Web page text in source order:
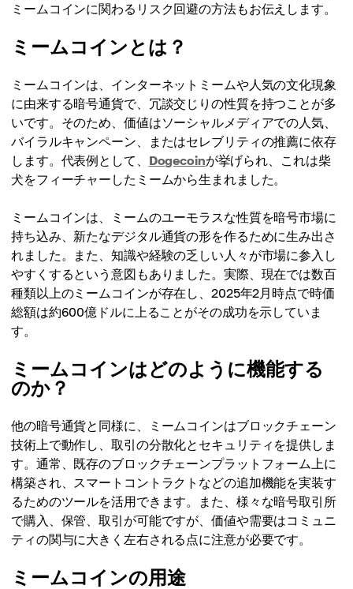
ミームコインに関わるリスク回避の方法もお伝えします。
ミームコインとは？
ミームコインは、インターネットミームや人気の文化現象
に由来する暗号通貨で、冗談交じりの性質を持つことが多
いです。そのため、価値はソーシャルメディアでの人気、
バイラルキャンペーン、またはセレブリティの推薦に依存
します。代表例として、 Dogecoinが挙げられ、これは柴
犬をフィーチャーしたミームから生まれました。
ミームコインは、ミームのユーモラスな性質を暗号市場に
持ち込み、新たなデジタル通貨の形を作るために生み出さ
れました。また、知識や経験の乏しい人々が市場に参入し
やすくするという意図もありました。実際、現在では数百
種類以上のミームコインが存在し、2025年2月時点で時価
総額は約600億ドルに上ることがその成功を示していま
す。
ミームコインはどのように機能する
のか？
他の暗号通貨と同様に、ミームコインはブロックチェーン
技術上で動作し、取引の分散化とセキュリティを提供しま
す。通常、既存のブロックチェーンプラットフォーム上に
構築され、スマートコントラクトなどの追加機能を実装す
るためのツールを活用できます。また、様々な暗号取引所
で購入、保管、取引が可能ですが、価値や需要はコミュニ
ティの関与に大きく左右される点に注意が必要です。
ミームコインの用途